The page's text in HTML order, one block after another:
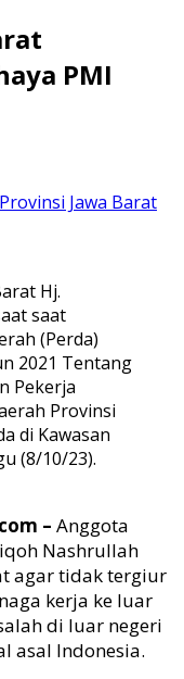
PMI
Jawa Barat
Hj.
saat
(Perda)
2021 Tentang
Pekerja
Provinsi
di Kawasan
(8/10/23).
– Anggota
Nashrullah
agar tidak tergiur
kerja ke luar
di luar negeri
asal Indonesia.